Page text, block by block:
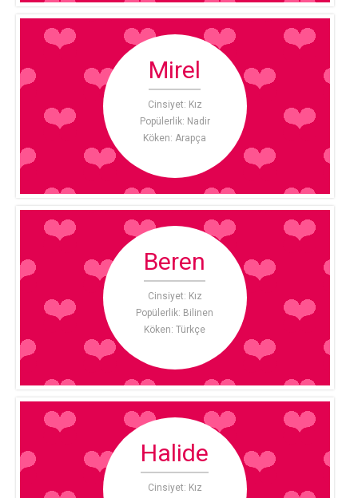
Mirel
Cinsiyet: Kız
Popülerlik: Nadir
Köken: Arapça
Beren
Cinsiyet: Kız
Popülerlik: Bilinen
Köken: Türkçe
Halide
Cinsiyet: Kız